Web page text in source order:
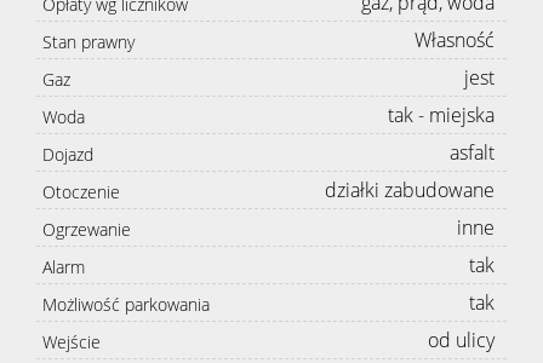
Stan prawny Własność
Gaz jest
Woda tak - miejska
Dojazd asfalt
Otoczenie działki zabudowane
Ogrzewanie inne
Alarm tak
Możliwość parkowania tak
Wejście od ulicy